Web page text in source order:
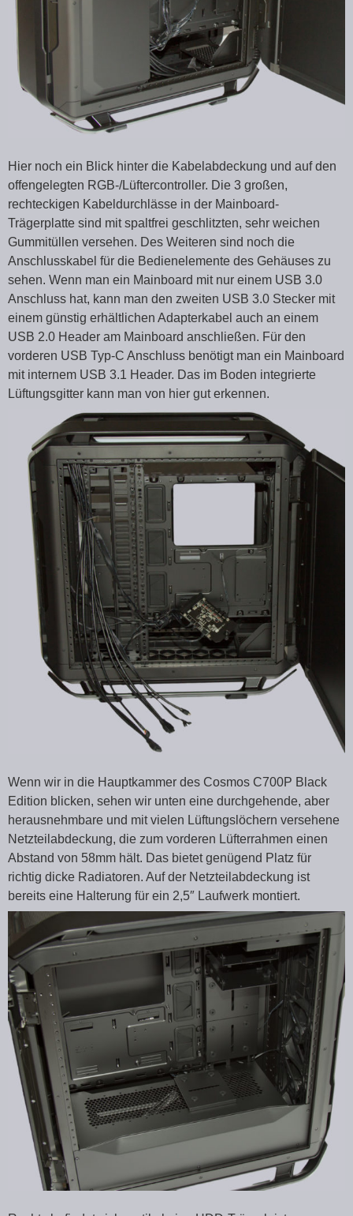
Hier noch ein Blick hinter die Kabelabdeckung und auf den
offengelegten RGB-/Lüftercontroller. Die 3 großen,
rechteckigen Kabeldurchlässe in der Mainboard-
Trägerplatte sind mit spaltfrei geschlitzten, sehr weichen
Gummitüllen versehen. Des Weiteren sind noch die
Anschlusskabel für die Bedienelemente des Gehäuses zu
sehen. Wenn man ein Mainboard mit nur einem USB 3.0
Anschluss hat, kann man den zweiten USB 3.0 Stecker mit
einem günstig erhältlichen Adapterkabel auch an einem
USB 2.0 Header am Mainboard anschließen. Für den
vorderen USB Typ-C Anschluss benötigt man ein Mainboard
mit internem USB 3.1 Header. Das im Boden integrierte
Lüftungsgitter kann man von hier gut erkennen.
Wenn wir in die Hauptkammer des Cosmos C700P Black
Edition blicken, sehen wir unten eine durchgehende, aber
herausnehmbare und mit vielen Lüftungslöchern versehene
Netzteilabdeckung, die zum vorderen Lüfterrahmen einen
Abstand von 58mm hält. Das bietet genügend Platz für
richtig dicke Radiatoren. Auf der Netzteilabdeckung ist
bereits eine Halterung für ein 2,5″ Laufwerk montiert.